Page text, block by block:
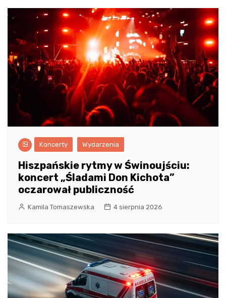
Koncerty Wydarzenia
Hiszpańskie rytmy w Świnoujściu:
koncert „Śladami Don Kichota”
oczarował publiczność
Kamila Tomaszewska 4 sierpnia 2026